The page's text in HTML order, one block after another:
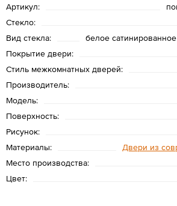
Артикул:
Стекло:
Вид стекла:
белое
Покрытие двери:
Стиль межкомнатных дверей:
Производитель:
Модель:
Поверхность:
Рисунок:
Материалы:
Двери из
Место производства:
Цвет: